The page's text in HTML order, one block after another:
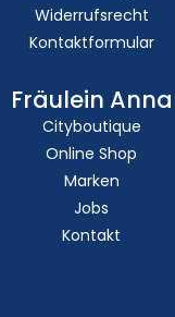
Widerrufsrecht
Kontaktformular
Fräulein Anna
Cityboutique
Online Shop
Marken
Jobs
Kontakt